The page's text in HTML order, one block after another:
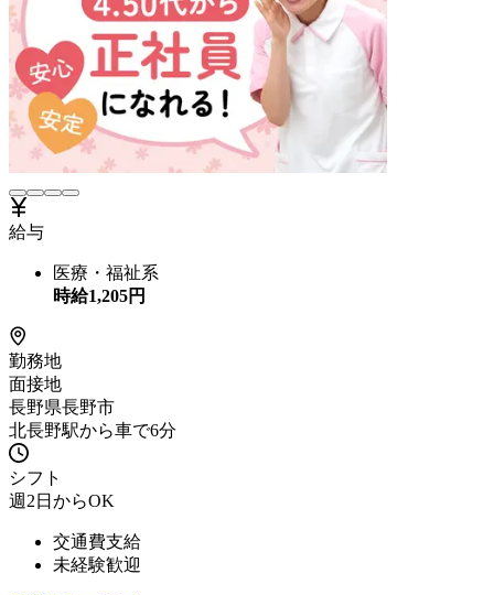
給与
医療・福祉系
時給1,205円
勤務地
面接地
長野県長野市
北長野駅から車で6分
シフト
週2日からOK
交通費支給
未経験歓迎